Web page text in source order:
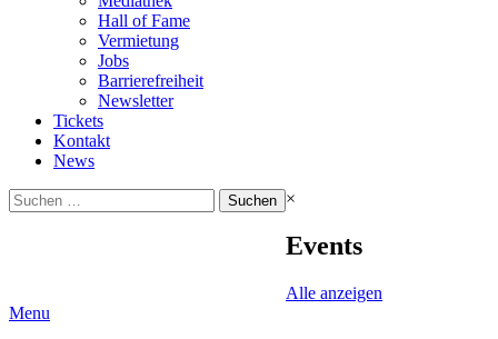
Hall of Fame
Vermietung
Jobs
Barrierefreiheit
Newsletter
Tickets
Kontakt
News
Suchen
nach:
×
Events
Alle anzeigen
Menu